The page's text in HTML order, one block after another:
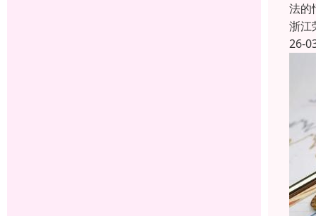
法的
浙江
26-